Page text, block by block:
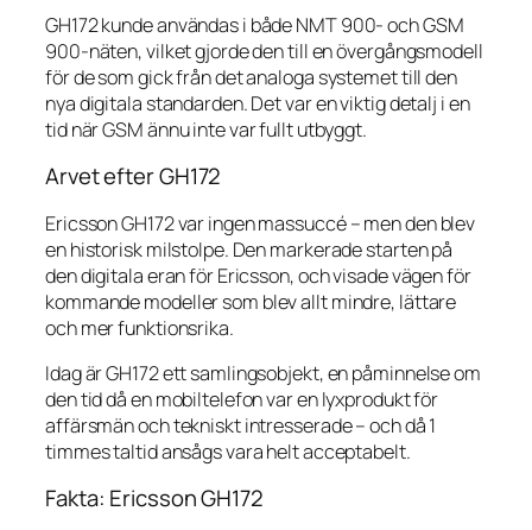
GH172 kunde användas i både NMT 900- och GSM
900-näten, vilket gjorde den till en övergångsmodell
för de som gick från det analoga systemet till den
nya digitala standarden. Det var en viktig detalj i en
tid när GSM ännu inte var fullt utbyggt.
Arvet efter GH172
Ericsson GH172 var ingen massuccé – men den blev
en historisk milstolpe. Den markerade starten på
den digitala eran för Ericsson, och visade vägen för
kommande modeller som blev allt mindre, lättare
och mer funktionsrika.
Idag är GH172 ett samlingsobjekt, en påminnelse om
den tid då en mobiltelefon var en lyxprodukt för
affärsmän och tekniskt intresserade – och då 1
timmes taltid ansågs vara helt acceptabelt.
Fakta: Ericsson GH172